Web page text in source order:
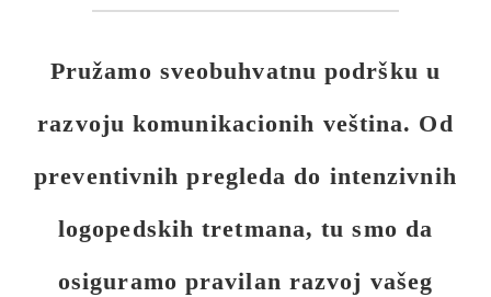
Pružamo sveobuhvatnu podršku u
razvoju komunikacionih veština. Od
preventivnih pregleda do intenzivnih
logopedskih tretmana, tu smo da
osiguramo pravilan razvoj vašeg